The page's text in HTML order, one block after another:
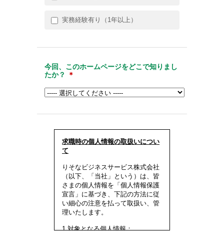
実務経験有り（1年以上）
今回、このホームページをどこで知りまし
たか？
＊
求職時の個人情報の取扱いについ
て
りそなビジネスサービス株式会社
（以下、「当社」という）は、皆
さまの個人情報を「個人情報保護
宣言」に基づき、下記の方法に従
い細心の注意を払って取扱い、管
理いたします。
1.対象となる個人情報：